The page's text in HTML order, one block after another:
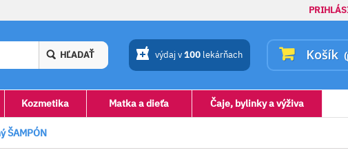
Košík
HĽADAŤ výdaj v100 lekárňach
Kozmetika Matka a dieťa Čaje, bylinky a výživa
ŠAMPÓN